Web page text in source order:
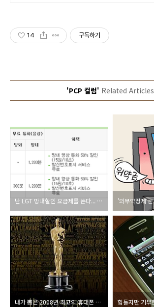
14 구독하기
'PCP 컬럼' Related Articles
난 LGT 망내할인 요금제를 쓴다... 왜?
내가 뽑은 2008년 최고의 휴대폰 시상식? #1. 공로상